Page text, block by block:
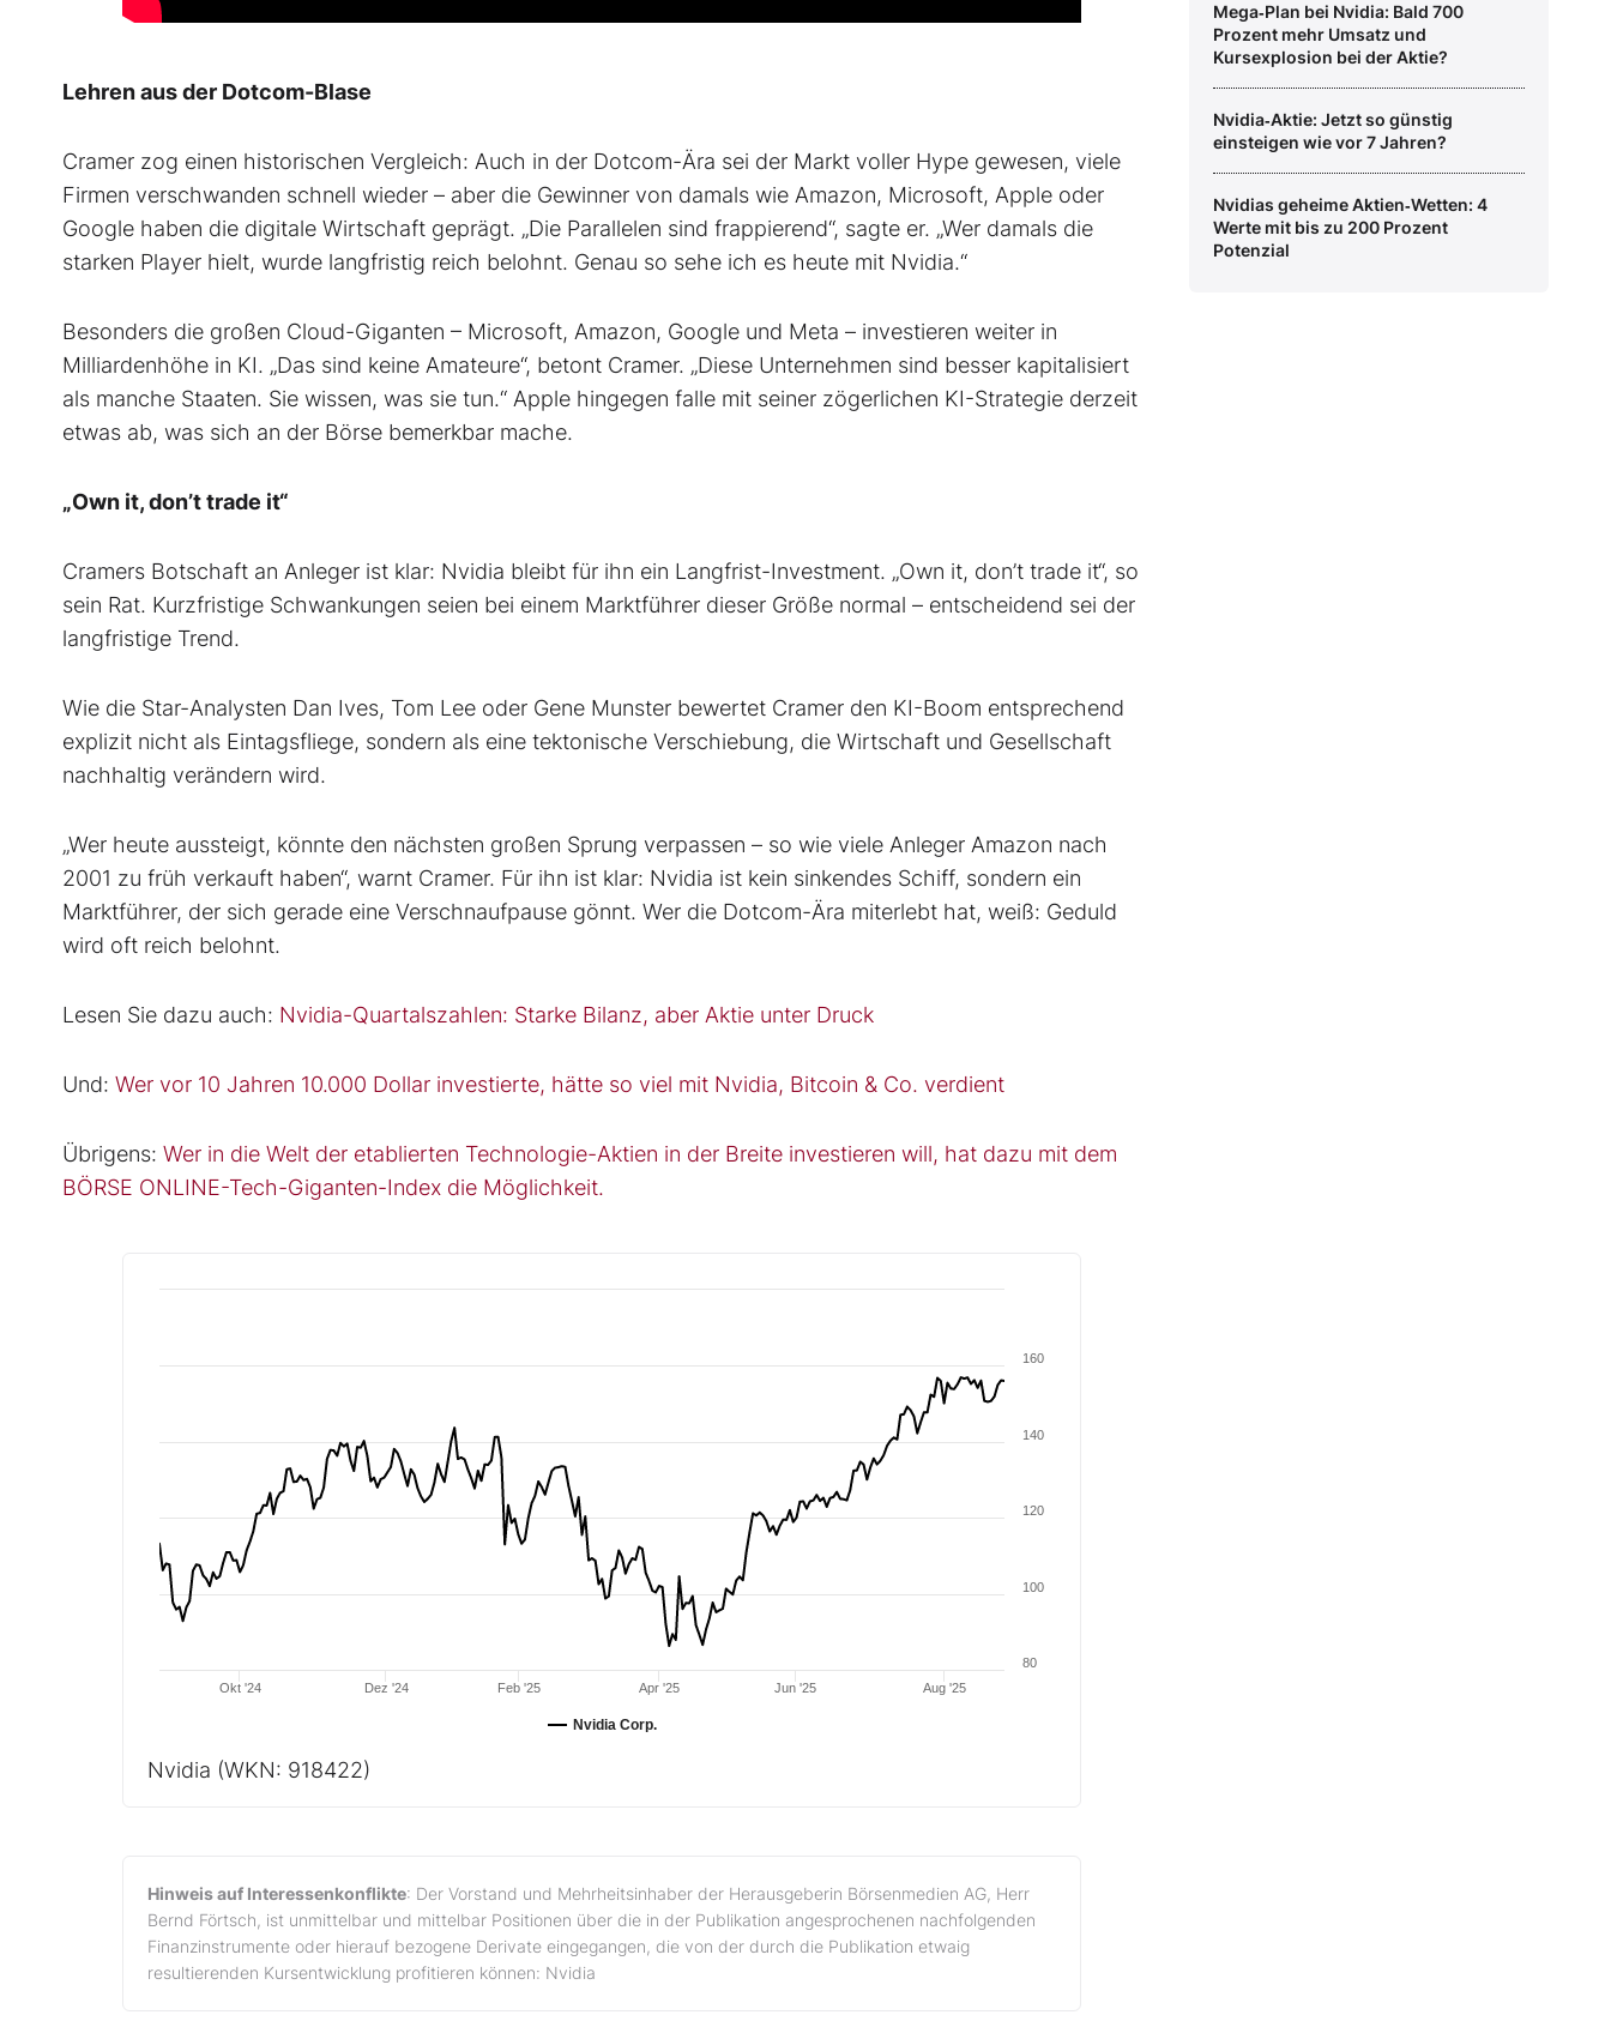
Lehren aus der Dotcom-Blase
Cramer zog einen historischen Vergleich: Auch in der Dotcom-Ära sei der Markt voller Hype gewesen, viele
Firmen verschwanden schnell wieder – aber die Gewinner von damals wie Amazon, Microsoft, Apple oder
Google haben die digitale Wirtschaft geprägt. „Die Parallelen sind frappierend“, sagte er. „Wer damals die
starken Player hielt, wurde langfristig reich belohnt. Genau so sehe ich es heute mit Nvidia.“
Besonders die großen Cloud-Giganten – Microsoft, Amazon, Google und Meta – investieren weiter in
Milliardenhöhe in KI. „Das sind keine Amateure“, betont Cramer. „Diese Unternehmen sind besser kapitalisiert
als manche Staaten. Sie wissen, was sie tun.“ Apple hingegen falle mit seiner zögerlichen KI-Strategie derzeit
etwas ab, was sich an der Börse bemerkbar mache.
„Own it, don’t trade it“
Cramers Botschaft an Anleger ist klar: Nvidia bleibt für ihn ein Langfrist-Investment. „Own it, don’t trade it“, so
sein Rat. Kurzfristige Schwankungen seien bei einem Marktführer dieser Größe normal – entscheidend sei der
langfristige Trend.
Wie die Star-Analysten Dan Ives, Tom Lee oder Gene Munster bewertet Cramer den KI-Boom entsprechend
explizit nicht als Eintagsfliege, sondern als eine tektonische Verschiebung, die Wirtschaft und Gesellschaft
nachhaltig verändern wird.
„Wer heute aussteigt, könnte den nächsten großen Sprung verpassen – so wie viele Anleger Amazon nach
2001 zu früh verkauft haben“, warnt Cramer. Für ihn ist klar: Nvidia ist kein sinkendes Schiff, sondern ein
Marktführer, der sich gerade eine Verschnaufpause gönnt. Wer die Dotcom-Ära miterlebt hat, weiß: Geduld
wird oft reich belohnt.
Lesen Sie dazu auch: Nvidia-Quartalszahlen: Starke Bilanz, aber Aktie unter Druck
Und: Wer vor 10 Jahren 10.000 Dollar investierte, hätte so viel mit Nvidia, Bitcoin & Co. verdient
Übrigens: Wer in die Welt der etablierten Technologie-Aktien in der Breite investieren will, hat dazu mit dem
BÖRSE ONLINE-Tech-Giganten-Index die Möglichkeit.
Nvidia Corp.
Okt '24 Dez '24 Feb '25 Apr '25 Jun '25 Aug '25
80
100
120
140
160
Nvidia (WKN: 918422)
Hinweis auf Interessenkonflikte: Der Vorstand und Mehrheitsinhaber der Herausgeberin Börsenmedien AG, Herr
Bernd Förtsch, ist unmittelbar und mittelbar Positionen über die in der Publikation angesprochenen nachfolgenden
Finanzinstrumente oder hierauf bezogene Derivate eingegangen, die von der durch die Publikation etwaig
resultierenden Kursentwicklung profitieren können: Nvidia
Mega‑Plan bei Nvidia: Bald 700
Prozent mehr Umsatz und
Kursexplosion bei der Aktie?
Nvidia‑Aktie: Jetzt so günstig
einsteigen wie vor 7 Jahren?
Nvidias geheime Aktien‑Wetten: 4
Werte mit bis zu 200 Prozent
Potenzial